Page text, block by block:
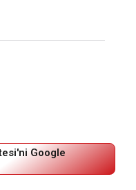
Google